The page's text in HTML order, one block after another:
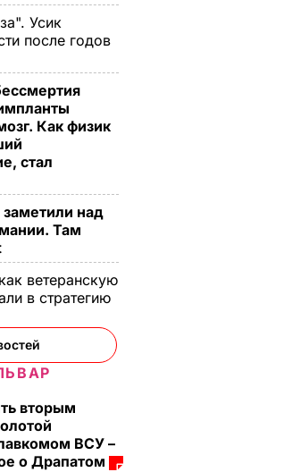
навязывать
Драпатый
Усик
после годов
Как физик
стал
над
Там
ветеранскую
в стратегию
вторым
ВСУ –
о Драпатом